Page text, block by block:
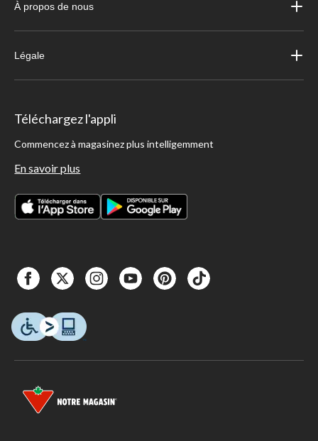
À propos de nous
Légale
Téléchargez l'appli
Commencez à magasinez plus intelligemment
En savoir plus